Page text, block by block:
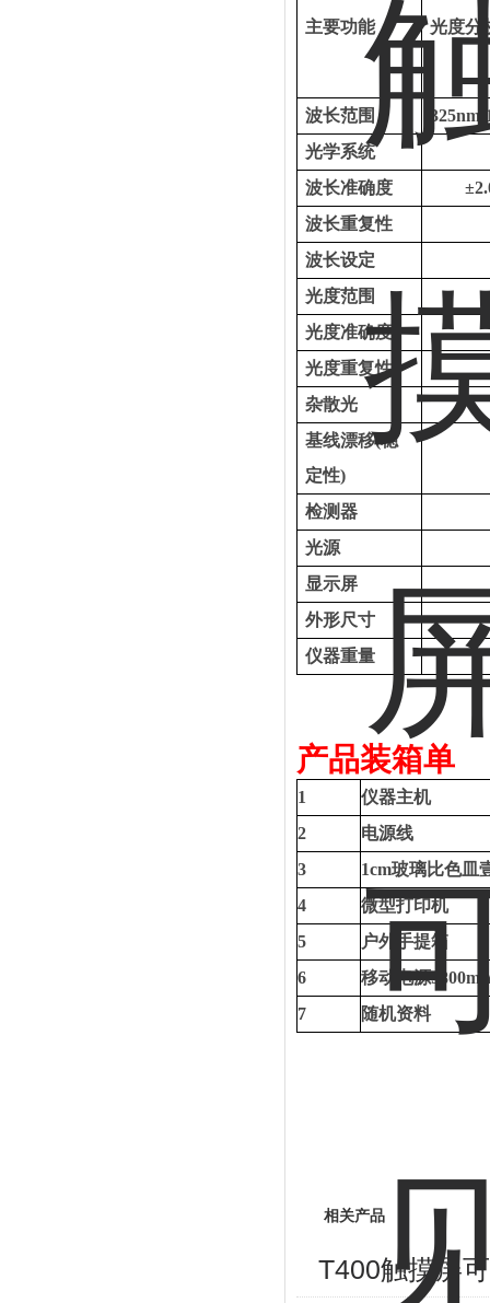
主要功能 光度分
波长范围
光学系统
波长准确度
波长重复性
波长设定
光度范围
光度准确度
光度重复性
杂散光
基线漂移(稳
定性)
检测器
光源
显示屏
外形尺寸
仪器重量
产品装箱单
1
仪器主机
2
电源线
3
1cm玻璃比色皿
4
微型打印机
5
户外手提箱
6
移动电源
7
随机资料
相关产品
T400触摸屏